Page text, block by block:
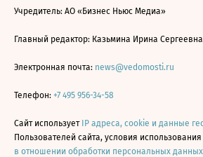
Учредитель: АО «Бизнес Ньюс Медиа»
Главный редактор: Казьмина Ирина Сергеевна
Электронная почта: news@vedomosti.ru
Телефон: +7 495 956-34-58
Сайт использует IP адреса, cookie и данные
Пользователей сайта, условия
в отношении обработки персональных